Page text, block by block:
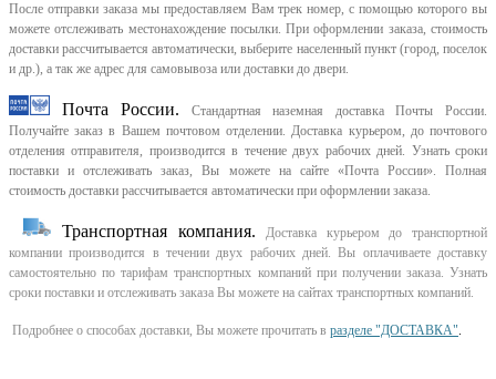
После отправки заказа мы предоставляем Вам трек номер, с помощью которого вы
можете отслеживать местонахождение посылки. При оформлении заказа, стоимость
доставки рассчитывается автоматически, выберите населенный пункт (город, поселок
и др.), а так же адрес для самовывоза или доставки до двери.
Почта России.
Стандартная наземная доставка Почты России.
Получайте заказ в Вашем почтовом отделении. Доставка курьером, до почтового
отделения отправителя, производится в течение двух рабочих дней. Узнать сроки
поставки и отслеживать заказ, Вы можете на сайте «Почта России». Полная
стоимость доставки рассчитывается автоматически при оформлении заказа.
Транспортная компания.
Доставка курьером до транспортной
компании производится в течении двух рабочих дней. Вы оплачиваете доставку
самостоятельно по тарифам транспортных компаний при получении заказа. Узнать
сроки поставки и отслеживать заказа Вы можете на сайтах транспортных компаний.
Подробнее о способах доставки, Вы можете прочитать в разделе "ДОСТАВКА".